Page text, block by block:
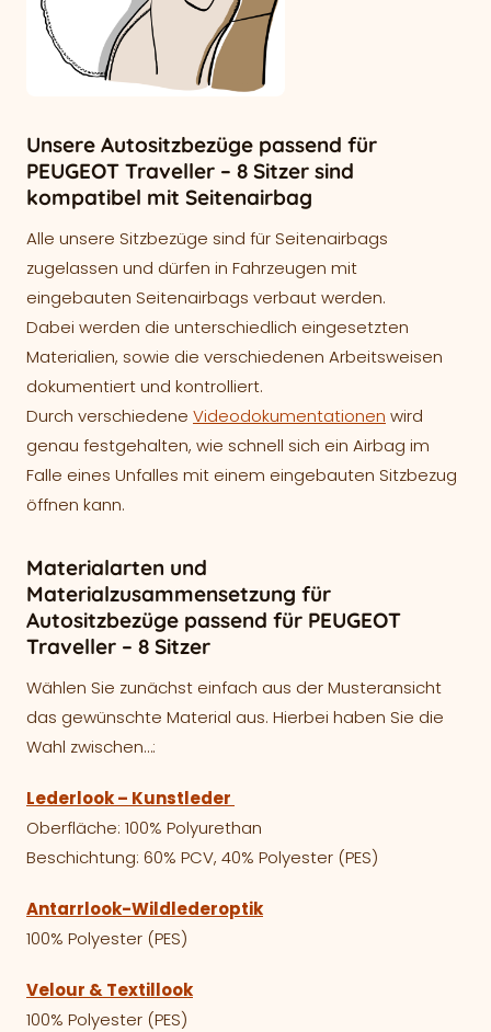
Unsere Autositzbezüge passend für
PEUGEOT Traveller – 8 Sitzer sind
kompatibel mit Seitenairbag
Alle unsere Sitzbezüge sind für Seitenairbags
zugelassen und dürfen in Fahrzeugen mit
eingebauten Seitenairbags verbaut werden.
Dabei werden die unterschiedlich eingesetzten
Materialien, sowie die verschiedenen Arbeitsweisen
dokumentiert und kontrolliert.
Durch verschiedene Videodokumentationen wird
genau festgehalten, wie schnell sich ein Airbag im
Falle eines Unfalles mit einem eingebauten Sitzbezug
öffnen kann.
Materialarten und
Materialzusammensetzung für
Autositzbezüge passend für PEUGEOT
Traveller – 8 Sitzer
Wählen Sie zunächst einfach aus der Musteransicht
das gewünschte Material aus. Hierbei haben Sie die
Wahl zwischen…:
Lederlook – Kunstleder
Oberfläche: 100% Polyurethan
Beschichtung: 60% PCV, 40% Polyester (PES)
Antarrlook-Wildlederoptik
100% Polyester (PES)
Velour & Textillook
100% Polyester (PES)